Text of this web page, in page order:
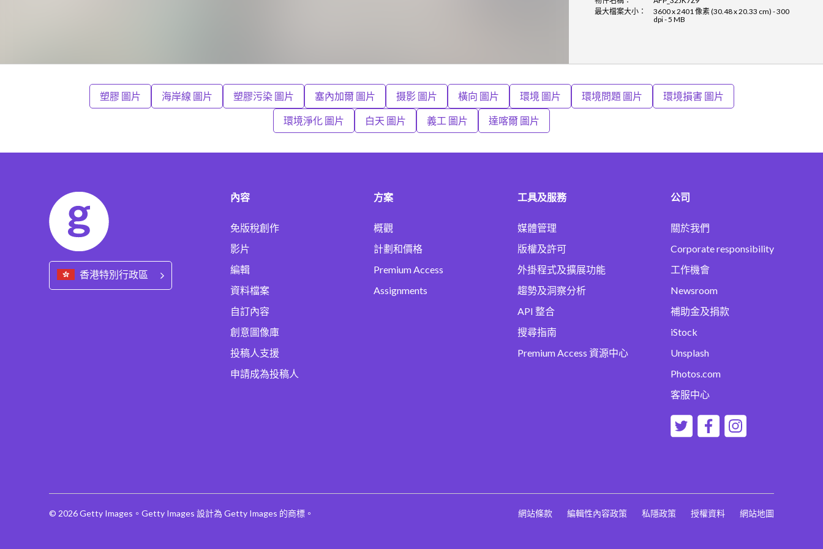
最大檔案大小：
3600 x 2401 像素 (30.48 x 20.33 cm) - 300
dpi - 5 MB
塑膠 圖片 海岸線 圖片 塑膠污染 圖片 塞內加爾 圖片 摄影 圖片 橫向 圖片 環境 圖片 環境問題 圖片 環境損害 圖片
環境淨化 圖片 白天 圖片 義工 圖片 達喀爾 圖片
香港特別行政區
內容
免版稅創作
影片
編輯
資料檔案
自訂內容
創意圖像庫
投稿人支援
申請成為投稿人
方案
概觀
計劃和價格
Premium Access
Assignments
工具及服務
媒體管理
版權及許可
外掛程式及擴展功能
趨勢及洞察分析
API 整合
搜尋指南
Premium Access 資源中心
公司
關於我們
Corporate responsibility
工作機會
Newsroom
補助金及捐款
iStock
Unsplash
Photos.com
客服中心
© 2026 Getty Images。Getty Images 設計為 Getty Images 的商標。 網站條款 編輯性內容政策 私隱政策 授權資料 網站地圖